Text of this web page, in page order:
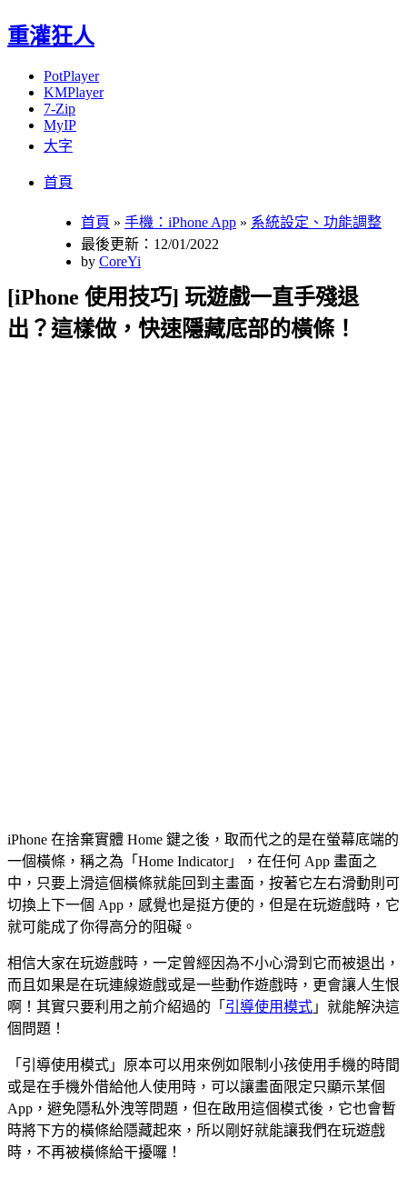
重灌狂人
PotPlayer
KMPlayer
7-Zip
MyIP
大字
首頁
首頁 » 手機：iPhone App » 系統設定、功能調整
最後更新：12/01/2022
by CoreYi
[iPhone 使用技巧] 玩遊戲一直手殘退
出？這樣做，快速隱藏底部的橫條！
iPhone 在捨棄實體 Home 鍵之後，取而代之的是在螢幕底端的
一個橫條，稱之為「Home Indicator」，在任何 App 畫面之
中，只要上滑這個橫條就能回到主畫面，按著它左右滑動則可
切換上下一個 App，感覺也是挺方便的，但是在玩遊戲時，它
就可能成了你得高分的阻礙。
相信大家在玩遊戲時，一定曾經因為不小心滑到它而被退出，
而且如果是在玩連線遊戲或是一些動作遊戲時，更會讓人生恨
啊！其實只要利用之前介紹過的「 引導使用模式 」就能解決這
個問題！
「引導使用模式」原本可以用來例如限制小孩使用手機的時間
或是在手機外借給他人使用時，可以讓畫面限定只顯示某個
App，避免隱私外洩等問題，但在啟用這個模式後，它也會暫
時將下方的橫條給隱藏起來，所以剛好就能讓我們在玩遊戲
時，不再被橫條給干擾囉！